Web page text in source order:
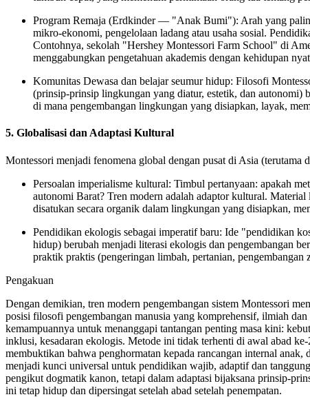
Program Remaja (Erdkinder — "Anak Bumi"): Arah yang
mikro-ekonomi, pengelolaan ladang atau usaha sosial.
Contohnya, sekolah "Hershey Montessori Farm School" di
menggabungkan pengetahuan akademis dengan kehidupan
Komunitas Dewasa dan belajar seumur hidup: Filosofi
(prinsip-prinsip lingkungan yang diatur, estetik, dan autonomi)
di mana pengembangan lingkungan yang disiapkan, layak,
5. Globalisasi dan Adaptasi Kultural
Montessori menjadi fenomena global dengan pusat di Asia
Persoalan imperialisme kultural: Timbul pertanyaan: apakah
autonomi Barat? Tren modern adalah adaptor kultural. Material
disatukan secara organik dalam lingkungan yang disiapkan,
Pendidikan ekologis sebagai imperatif baru: Ide "pendidikan
hidup) berubah menjadi literasi ekologis dan pengembangan
praktik praktis (pengeringan limbah, pertanian,
Pengakuan
Dengan demikian, tren modern pengembangan sistem Montessori
posisi filosofi pengembangan manusia yang komprehensif, ilmiah
kemampuannya untuk menanggapi tantangan penting masa kini:
inklusi, kesadaran ekologis. Metode ini tidak terhenti di awal abad
membuktikan bahwa penghormatan kepada rancangan internal
menjadi kunci universal untuk pendidikan wajib, adaptif dan
pengikut dogmatik kanon, tetapi dalam adaptasi bijaksana prinsip-
ini tetap hidup dan dipersingat setelah abad setelah penempatan.